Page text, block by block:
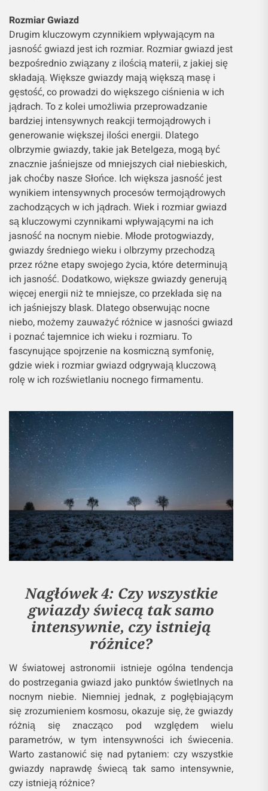
Rozmiar Gwiazd
Drugim kluczowym czynnikiem wpływającym na
jasność gwiazd jest ich rozmiar. Rozmiar gwiazd jest
bezpośrednio związany z ilością materii, z jakiej się
składają. Większe gwiazdy mają większą masę i
gęstość, co prowadzi do większego ciśnienia w ich
jądrach. To z kolei umożliwia przeprowadzanie
bardziej intensywnych reakcji termojądrowych i
generowanie większej ilości energii. Dlatego
olbrzymie gwiazdy, takie jak Betelgeza, mogą być
znacznie jaśniejsze od mniejszych ciał niebieskich,
jak choćby nasze Słońce. Ich większa jasność jest
wynikiem intensywnych procesów termojądrowych
zachodzących w ich jądrach. Wiek i rozmiar gwiazd
są kluczowymi czynnikami wpływającymi na ich
jasność na nocnym niebie. Młode protogwiazdy,
gwiazdy średniego wieku i olbrzymy przechodzą
przez różne etapy swojego życia, które determinują
ich jasność. Dodatkowo, większe gwiazdy generują
więcej energii niż te mniejsze, co przekłada się na
ich jaśniejszy blask. Dlatego obserwując nocne
niebo, możemy zauważyć różnice w jasności gwiazd
i poznać tajemnice ich wieku i rozmiaru. To
fascynujące spojrzenie na kosmiczną symfonię,
gdzie wiek i rozmiar gwiazd odgrywają kluczową
rolę w ich rozświetlaniu nocnego firmamentu.
Nagłówek 4: Czy wszystkie
gwiazdy świecą tak samo
intensywnie, czy istnieją
różnice?
W światowej astronomii istnieje ogólna tendencja
do postrzegania gwiazd jako punktów świetlnych na
nocnym niebie. Niemniej jednak, z pogłębiającym
się zrozumieniem kosmosu, okazuje się, że gwiazdy
różnią się znacząco pod względem wielu
parametrów, w tym intensywności ich świecenia.
Warto zastanowić się nad pytaniem: czy wszystkie
gwiazdy naprawdę świecą tak samo intensywnie,
czy istnieją różnice?